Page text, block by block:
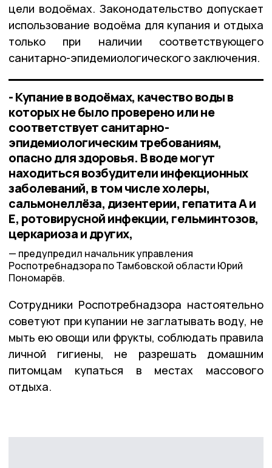
цели водоёмах. Законодательство допускает
использование водоёма для купания и отдыха
только при наличии соответствующего
санитарно-эпидемиологического заключения.
- Купание в водоёмах, качество воды в
которых не было проверено или не
соответствует санитарно-
эпидемиологическим требованиям,
опасно для здоровья. В воде могут
находиться возбудители инфекционных
заболеваний, в том числе холеры,
сальмонеллёза, дизентерии, гепатита А и
Е, ротовирусной инфекции, гельминтозов,
церкариоза и других,
предупредил начальник управления
Роспотребнадзора по Тамбовской области Юрий
Пономарёв.
Сотрудники Роспотребнадзора настоятельно
советуют при купании не заглатывать воду, не
мыть ею овощи или фрукты, соблюдать правила
личной гигиены, не разрешать домашним
питомцам купаться в местах массового
отдыха.